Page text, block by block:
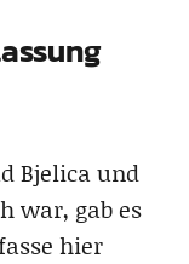
Bjelica und
war, gab es
hier